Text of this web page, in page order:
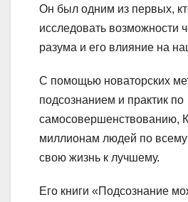
Он был одним из первых,
исследовать возможности
разума и его влияние на
С помощью новаторских
подсознанием и практик по
самосовершенствованию,
миллионам людей по
свою жизнь к лучшему.
Его книги «Подсознание